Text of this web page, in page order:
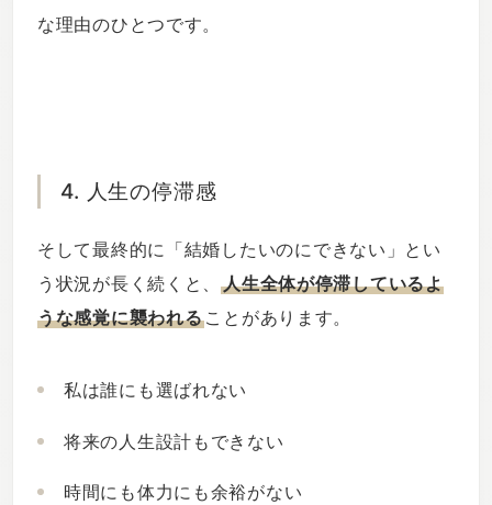
な理由のひとつです。
4. 人生の停滞感
そして最終的に「結婚したいのにできない」とい
う状況が長く続くと、人生全体が停滞しているよ
うな感覚に襲われることがあります。
私は誰にも選ばれない
将来の人生設計もできない
時間にも体力にも余裕がない